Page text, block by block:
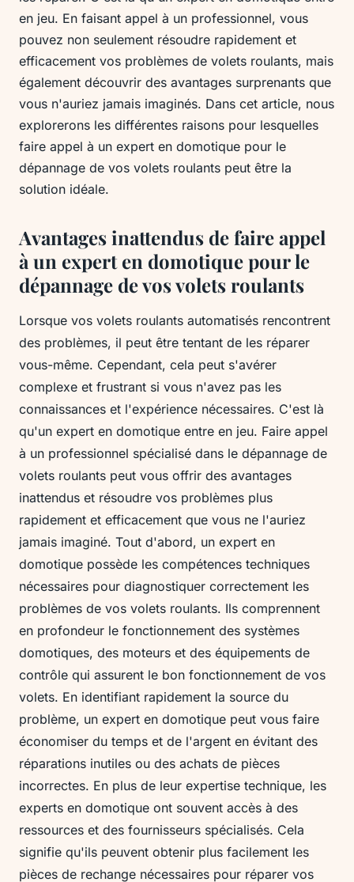
en jeu. En faisant appel à un professionnel, vous
pouvez non seulement résoudre rapidement et
efficacement vos problèmes de volets roulants, mais
également découvrir des avantages surprenants que
vous n'auriez jamais imaginés. Dans cet article, nous
explorerons les différentes raisons pour lesquelles
faire appel à un expert en domotique pour le
dépannage de vos volets roulants peut être la
solution idéale.
Avantages inattendus de faire appel
à un expert en domotique pour le
dépannage de vos volets roulants
Lorsque vos volets roulants automatisés rencontrent
des problèmes, il peut être tentant de les réparer
vous-même. Cependant, cela peut s'avérer
complexe et frustrant si vous n'avez pas les
connaissances et l'expérience nécessaires. C'est là
qu'un expert en domotique entre en jeu. Faire appel
à un professionnel spécialisé dans le dépannage de
volets roulants peut vous offrir des avantages
inattendus et résoudre vos problèmes plus
rapidement et efficacement que vous ne l'auriez
jamais imaginé. Tout d'abord, un expert en
domotique possède les compétences techniques
nécessaires pour diagnostiquer correctement les
problèmes de vos volets roulants. Ils comprennent
en profondeur le fonctionnement des systèmes
domotiques, des moteurs et des équipements de
contrôle qui assurent le bon fonctionnement de vos
volets. En identifiant rapidement la source du
problème, un expert en domotique peut vous faire
économiser du temps et de l'argent en évitant des
réparations inutiles ou des achats de pièces
incorrectes. En plus de leur expertise technique, les
experts en domotique ont souvent accès à des
ressources et des fournisseurs spécialisés. Cela
signifie qu'ils peuvent obtenir plus facilement les
pièces de rechange nécessaires pour réparer vos